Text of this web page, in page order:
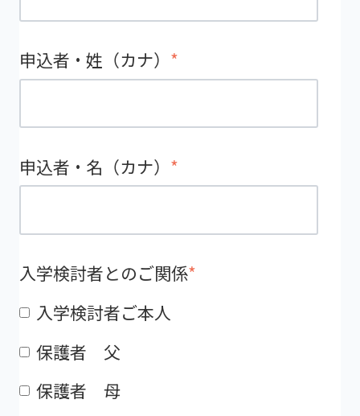
申込者・姓（カナ） *
申込者・名（カナ） *
入学検討者とのご関係*
入学検討者ご本人
保護者 父
保護者 母